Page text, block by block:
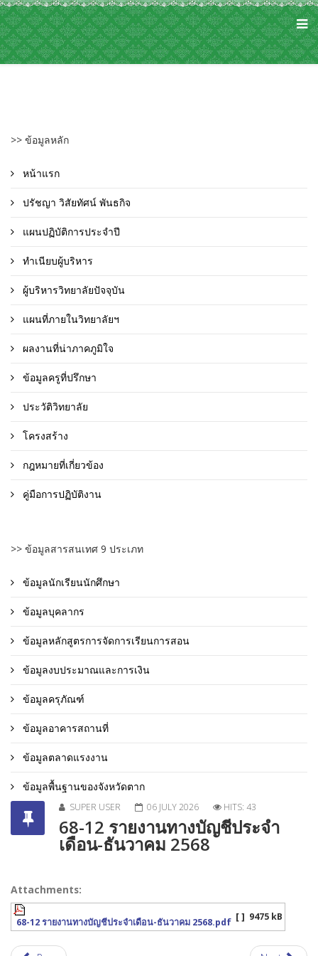
>> ข้อมูลหลัก
หน้าแรก
ปรัชญา วิสัยทัศน์ พันธกิจ
แผนปฏิบัติการประจำปี
ทำเนียบผู้บริหาร
ผู้บริหารวิทยาลัยปัจจุบัน
แผนที่ภายในวิทยาลัยฯ
ผลงานที่น่าภาคภูมิใจ
ข้อมูลครูที่ปรึกษา
ประวัติวิทยาลัย
โครงสร้าง
กฎหมายที่เกี่ยวข้อง
คู่มือการปฏิบัติงาน
>> ข้อมูลสารสนเทศ 9 ประเภท
ข้อมูลนักเรียนนักศึกษา
ข้อมูลบุคลากร
ข้อมูลหลักสูตรการจัดการเรียนการสอน
ข้อมูลงบประมาณและการเงิน
ข้อมูลครุภัณฑ์
ข้อมูลอาคารสถานที่
ข้อมูลตลาดแรงงาน
ข้อมูลพื้นฐานของจังหวัดตาก
SUPER USER 06 JULY 2026 HITS: 43
68-12 รายงานทางบัญชีประจำ
เดือน-ธันวาคม 2568
Attachments:
68-12 รายงานทางบัญชีประจำเดือน-ธันวาคม 2568.pdf [ ] 9475 kB